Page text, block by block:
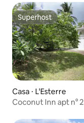
Superhost
Superhost
Casa ⋅ L'Esterre
Coconut Inn apt n° 2